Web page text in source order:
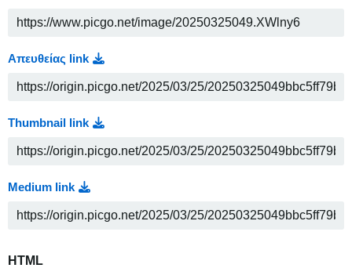
Απευθείας link
Thumbnail link
Medium link
HTML